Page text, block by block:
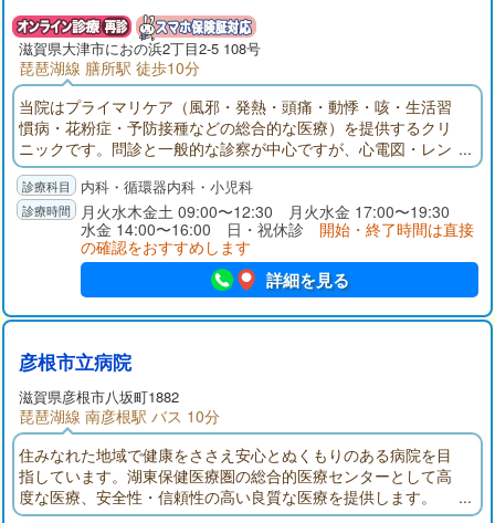
滋賀県大津市におの浜2丁目2-5 108号
琵琶湖線 膳所駅 徒歩10分
当院はプライマリケア（風邪・発熱・頭痛・動悸・咳・生活習
慣病・花粉症・予防接種などの総合的な医療）を提供するクリ
ニックです。問診と一般的な診察が中心ですが、心電図・レン
トゲン検査・健診なども実施しています。
内科・循環器内科・小児科
月火水木金土 09:00〜12:30 月火水金 17:00〜19:30
水金 14:00〜16:00 日・祝休診 開始・終了時間は直接
の確認をおすすめします
詳細を見る
彦根市立病院
滋賀県彦根市八坂町1882
琵琶湖線 南彦根駅 バス 10分
住みなれた地域で健康をささえ安心とぬくもりのある病院を目
指しています。湖東保健医療圏の総合的医療センターとして高
度な医療、安全性・信頼性の高い良質な医療を提供します。